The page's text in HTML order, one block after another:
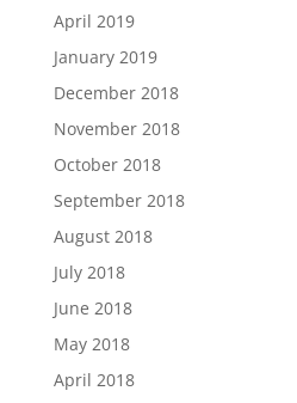
April 2019
January 2019
December 2018
November 2018
October 2018
September 2018
August 2018
July 2018
June 2018
May 2018
April 2018